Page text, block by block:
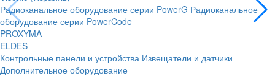
Радиоканальное оборудование серии PowerG Радиоканальное
оборудование серии PowerCode
PROXYMA
ELDES
Контрольные панели и устройства Извещатели и датчики
Дополнительное оборудование